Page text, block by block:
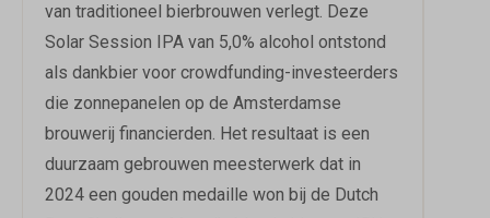
van traditioneel bierbrouwen verlegt. Deze
Solar Session IPA van 5,0% alcohol ontstond
als dankbier voor crowdfunding-investeerders
die zonnepanelen op de Amsterdamse
brouwerij financierden. Het resultaat is een
duurzaam gebrouwen meesterwerk dat in
2024 een gouden medaille won bij de Dutch